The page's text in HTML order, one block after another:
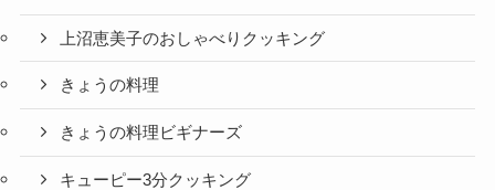
上沼恵美子のおしゃべりクッキング
きょうの料理
きょうの料理ビギナーズ
キューピー3分クッキング